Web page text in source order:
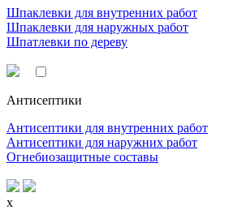
Шпаклевки для внутренних работ
Шпаклевки для наружных работ
Шпатлевки по дереву
Антисептики
Антисептики для внутренних работ
Антисептики для наружних работ
Огнебиозащитные составы
x